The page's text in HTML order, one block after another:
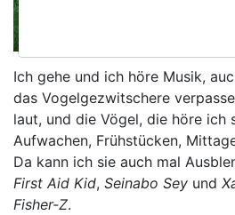
Ich gehe und ich höre Musik,
das Vogelgezwitschere
laut, und die Vögel, die höre ich
Aufwachen, Frühstücken,
Da kann ich sie auch mal
First Aid Kid, Seinabo Sey und
Fisher-Z.